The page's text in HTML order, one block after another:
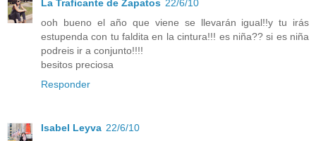
La Traficante de Zapatos 22/6/10
ooh bueno el año que viene se llevarán igual!!y tu irás
estupenda con tu faldita en la cintura!!! es niña?? si es niña
podreis ir a conjunto!!!!
besitos preciosa
Responder
Isabel Leyva 22/6/10